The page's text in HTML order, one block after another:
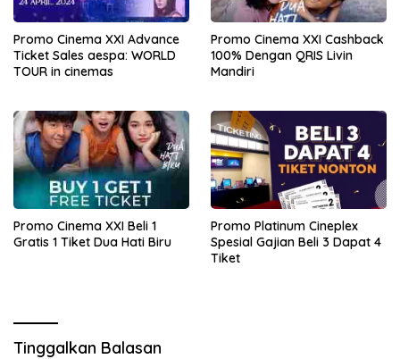
Promo Cinema XXI Advance
Ticket Sales aespa: WORLD
TOUR in cinemas
Promo Cinema XXI Cashback
100% Dengan QRIS Livin
Mandiri
Promo Cinema XXI Beli 1
Gratis 1 Tiket Dua Hati Biru
Promo Platinum Cineplex
Spesial Gajian Beli 3 Dapat 4
Tiket
Tinggalkan Balasan